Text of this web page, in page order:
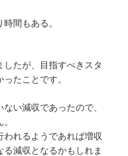
間もある。
たが、目指すべきスタ
たことです。
い減収であったので、
われるようであれば増収
減収となるかもしれま